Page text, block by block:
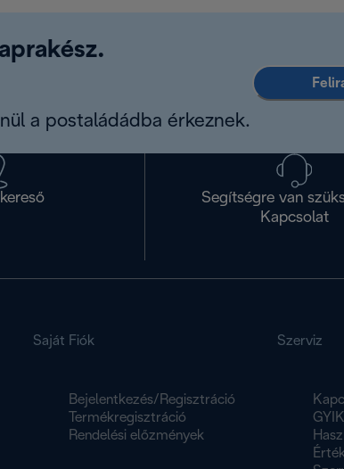
a postaládádba érkeznek.
Segítségre van
Kapcsolat
Saját Fiók
Bejelentkezés/Regisztráció
Termékregisztráció
Rendelési előzmények
Szerviz
GYIK